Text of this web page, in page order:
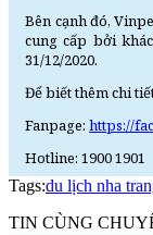
Bên cạnh đó,
cung cấp bởi
31/12/2020.
Để biết thêm chi
Fanpage:https://
Hotline: 1900 1901
Tags:du lịch nha
TIN CÙNG